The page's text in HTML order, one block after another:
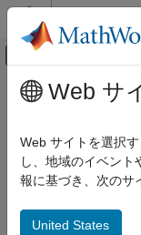
コンテンツへスキップ
オフキャ
ドキュメンテーションの
MATLAB Coder
MATLAB Coder
Jetson and NVIDIA DRIVE
メインコンテンツ
Transport layer
development
Model
Web サ
Web サイトを選択
し、地域のイベン
報に基づき、次のサ
United States